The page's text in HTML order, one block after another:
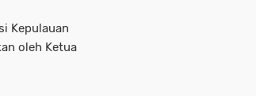
Kepulauan
oleh Ketua